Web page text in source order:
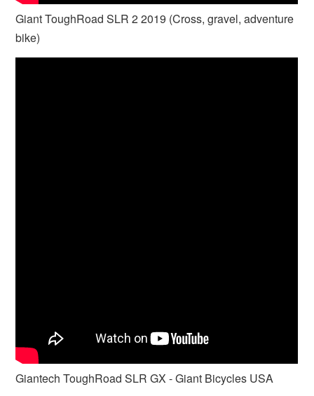
Giant ToughRoad SLR 2 2019 (Cross, gravel, adventure
bike)
Giantech ToughRoad SLR GX - Giant Bicycles USA